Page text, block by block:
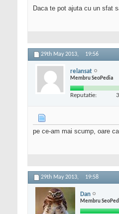
Daca te pot ajuta cu un sfat
29th May 2013, 19:56
relansat
Membru SeoPedia
Reputatie:
pe ce-am mai scump, oare
29th May 2013, 19:58
Dan
Membru